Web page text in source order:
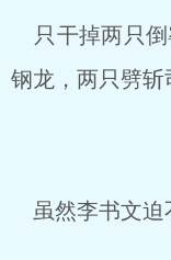
只干掉两只倒
钢龙，两只劈斩
虽然李书文迫